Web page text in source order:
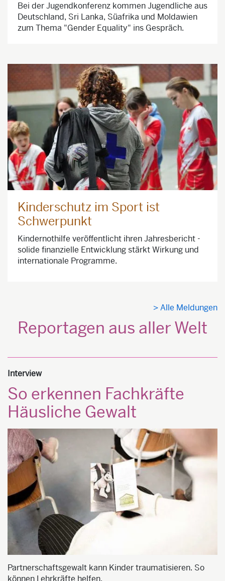
Bei der Jugendkonferenz kommen Jugendliche aus
Deutschland, Sri Lanka, Süafrika und Moldawien
zum Thema "Gender Equality" ins Gespräch.
Kinderschutz im Sport ist
Schwerpunkt
Kindernothilfe veröffentlicht ihren Jahresbericht -
solide finanzielle Entwicklung stärkt Wirkung und
internationale Programme.
> Alle Meldungen
Reportagen aus aller Welt
Interview
So erkennen Fachkräfte
Häusliche Gewalt
Partnerschaftsgewalt kann Kinder traumatisieren. So
können Lehrkräfte helfen.